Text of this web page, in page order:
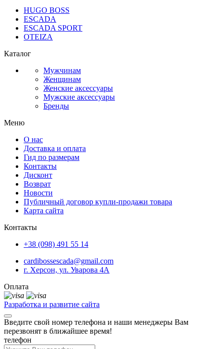
HUGO BOSS
ESCADA
ESCADA SPORT
OTEIZA
Каталог
Мужчинам
Женщинам
Женские аксессуары
Мужские аксессуары
Бренды
Меню
О нас
Доставка и оплата
Гид по размерам
Контакты
Дисконт
Возврат
Новости
Публичный договор купли-продажи товара
Карта сайта
Контакты
+38 (098) 491 55 14
cardibossescada@gmail.com
г. Херсон, ул. Уварова 4А
Оплата
Разработка и развитие сайта
Введите свой номер телефона и наши менеджеры Вам
перезвонят в ближайшее время!
телефон